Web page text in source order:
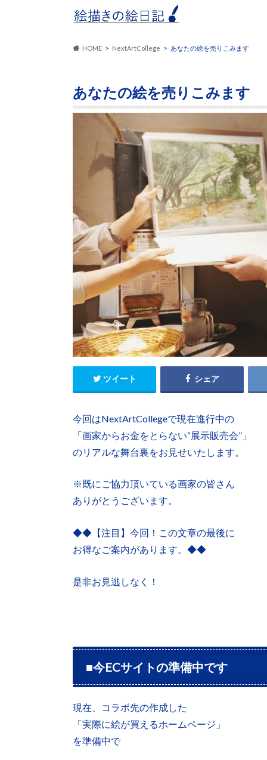
HOME NextArtCollege あなたの絵を売りこみます
あなたの絵を売りこみます
ツイート シェア
今回はNextArtCollegeで現在進行中の
「画家からお金をとらない“展示販売会”」
のリアルな舞台裏をお見せいたします。
※既にご協力頂いている画家の皆さん
ありがとうございます。
◆◆【注目】今回！この文章の最後に
お得なご案内があります。◆◆
是非お見逃しなく！
■今ECサイトの準備中です
現在、コラボ先の作成した
「実際に絵が買えるホームページ」
を準備中で